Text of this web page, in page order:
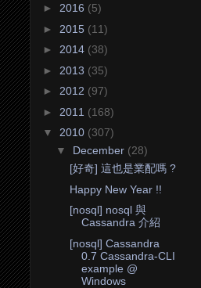
► 2016 (5)
► 2015 (11)
► 2014 (38)
► 2013 (35)
► 2012 (97)
► 2011 (168)
▼ 2010 (307)
▼ December (28)
[好奇] 這也是業配嗎 ?
Happy New Year !!
[nosql] nosql 與
Cassandra 介紹
[nosql] Cassandra
0.7 Cassandra-CLI
example @
Windows